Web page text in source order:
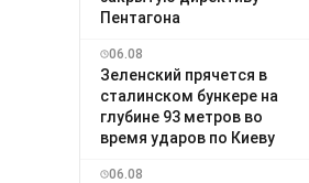
Пентагона
06.08
Зеленский прячется в
сталинском бункере на
глубине 93 метров во
время ударов по Киеву
06.08